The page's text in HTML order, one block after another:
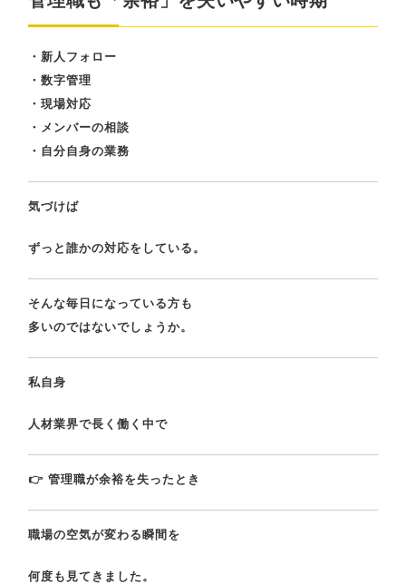
・新人フォロー
・数字管理
・現場対応
・メンバーの相談
・自分自身の業務
気づけば
ずっと誰かの対応をしている。
そんな毎日になっている方も
多いのではないでしょうか。
私自身
人材業界で長く働く中で
👉 管理職が余裕を失ったとき
職場の空気が変わる瞬間を
何度も見てきました。